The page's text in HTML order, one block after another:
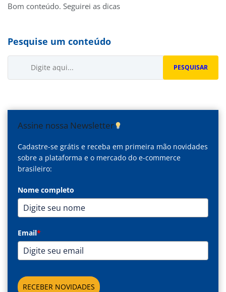
Bom conteúdo. Seguirei as dicas
Pesquise um conteúdo
PESQUISAR
Assine nossa Newsletter
Cadastre-se grátis e receba em primeira mão novidades
sobre a plataforma e o mercado do e-commerce
brasileiro:
Nome completo
Email*
RECEBER NOVIDADES